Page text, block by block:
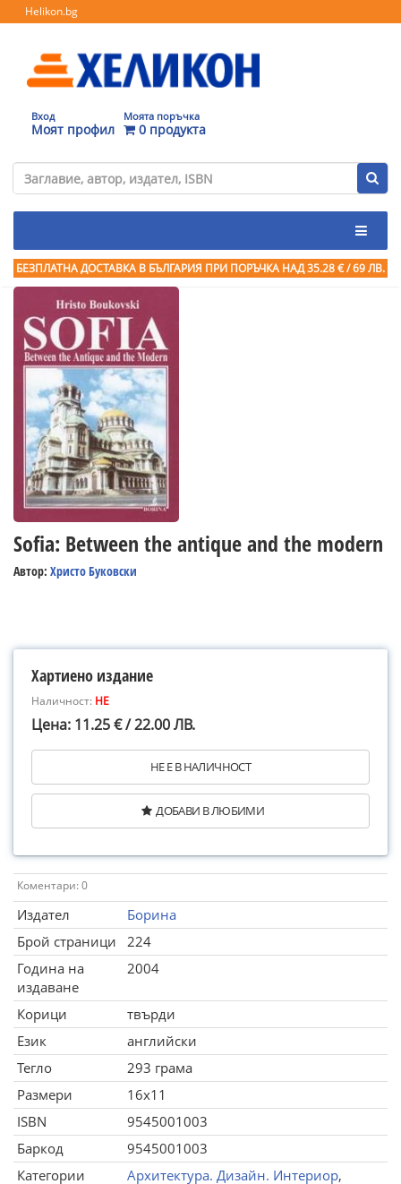
Helikon.bg
Вход
Моят профил
Моята поръчка
0 продукта
БЕЗПЛАТНА ДОСТАВКА В БЪЛГАРИЯ ПРИ ПОРЪЧКА НАД 35.28 € / 69 ЛВ.
Sofia: Between the antique and the modern
Автор: Христо Буковски
Хартиено издание
Наличност: НЕ
Цена: 11.25 € / 22.00 ЛВ.
НЕ Е В НАЛИЧНОСТ
ДОБАВИ В ЛЮБИМИ
Коментари: 0
Издател
Борина
Брой страници
224
Година на
издаване
2004
Корици
твърди
Език
английски
Тегло
293 грама
Размери
16x11
ISBN
9545001003
Баркод
9545001003
Категории
Архитектура. Дизайн. Интериор,